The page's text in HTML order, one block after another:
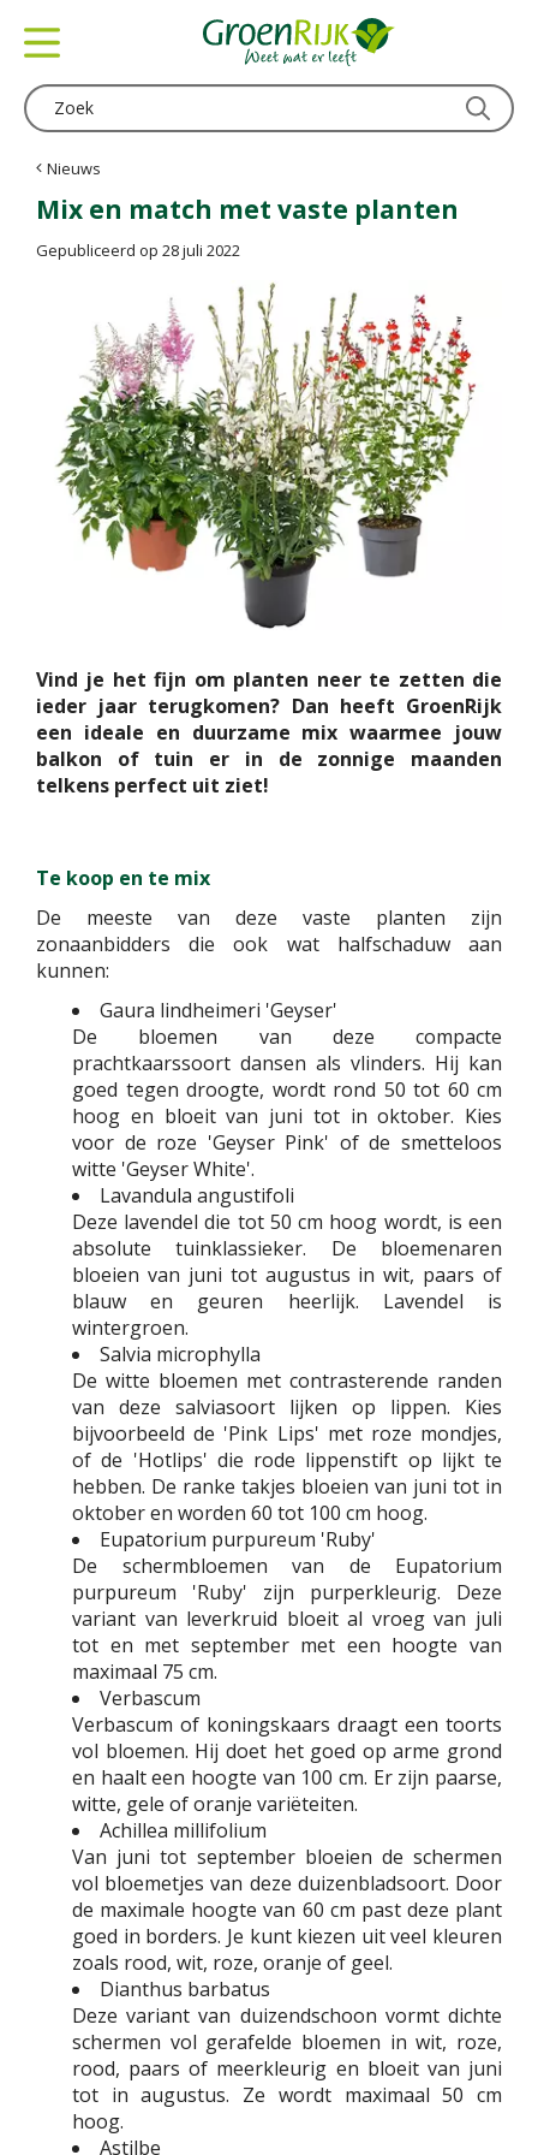
Nieuws
Mix en match met vaste planten
Gepubliceerd op 28 juli 2022
Vind je het fijn om planten neer te zetten die
ieder jaar terugkomen? Dan heeft GroenRijk
een ideale en duurzame mix waarmee jouw
balkon of tuin er in de zonnige maanden
telkens perfect uit ziet!
Te koop en te mix
De meeste van deze vaste planten zijn
zonaanbidders die ook wat halfschaduw aan
kunnen:
Gaura lindheimeri 'Geyser'
De bloemen van deze compacte
prachtkaarssoort dansen als vlinders. Hij kan
goed tegen droogte, wordt rond 50 tot 60 cm
hoog en bloeit van juni tot in oktober. Kies
voor de roze 'Geyser Pink' of de smetteloos
witte 'Geyser White'.
Lavandula angustifoli
Deze lavendel die tot 50 cm hoog wordt, is een
absolute tuinklassieker. De bloemenaren
bloeien van juni tot augustus in wit, paars of
blauw en geuren heerlijk. Lavendel is
wintergroen.
Salvia microphylla
De witte bloemen met contrasterende randen
van deze salviasoort lijken op lippen. Kies
bijvoorbeeld de 'Pink Lips' met roze mondjes,
of de 'Hotlips' die rode lippenstift op lijkt te
hebben. De ranke takjes bloeien van juni tot in
oktober en worden 60 tot 100 cm hoog.
Eupatorium purpureum 'Ruby'
De schermbloemen van de Eupatorium
purpureum 'Ruby' zijn purperkleurig. Deze
variant van leverkruid bloeit al vroeg van juli
tot en met september met een hoogte van
maximaal 75 cm.
Verbascum
Verbascum of koningskaars draagt een toorts
vol bloemen. Hij doet het goed op arme grond
en haalt een hoogte van 100 cm. Er zijn paarse,
witte, gele of oranje variëteiten.
Achillea millifolium
Van juni tot september bloeien de schermen
vol bloemetjes van deze duizenbladsoort. Door
de maximale hoogte van 60 cm past deze plant
goed in borders. Je kunt kiezen uit veel kleuren
zoals rood, wit, roze, oranje of geel.
Dianthus barbatus
Deze variant van duizendschoon vormt dichte
schermen vol gerafelde bloemen in wit, roze,
rood, paars of meerkleurig en bloeit van juni
tot in augustus. Ze wordt maximaal 50 cm
hoog.
Astilbe